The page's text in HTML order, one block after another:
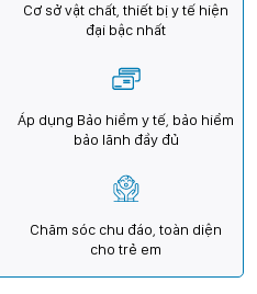
Cơ sở vật chất, thiết bị y tế hiện
đại bậc nhất
Áp dụng Bảo hiểm y tế, bảo hiểm
bảo lãnh đầy đủ
Chăm sóc chu đáo, toàn diện
cho trẻ em